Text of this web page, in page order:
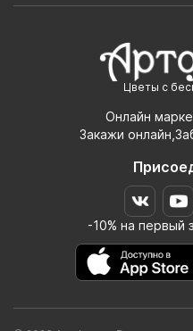
Цветы с
Онлайн
Закажи
-10% на первый